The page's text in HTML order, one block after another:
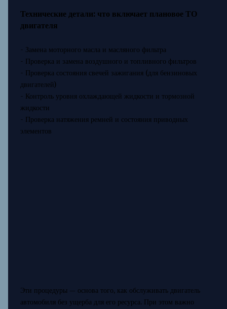
Технические детали: что включает плановое ТО
двигателя
- Замена моторного масла и масляного фильтра
- Проверка и замена воздушного и топливного фильтров
- Проверка состояния свечей зажигания (для бензиновых
двигателей)
- Контроль уровня охлаждающей жидкости и тормозной
жидкости
- Проверка натяжения ремней и состояния приводных
элементов
Эти процедуры — основа того, как обслуживать двигатель
автомобиля без ущерба для его ресурса. При этом важно